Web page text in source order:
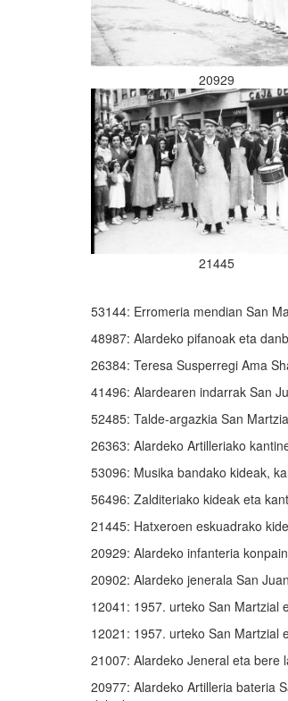
20929
21445
53144: Erromeria mendian San
48987: Alardeko pifanoak eta
26384: Teresa Susperregi Ama
41496: Alardearen indarrak San
52485: Talde-argazkia San
26363: Alardeko Artilleriako
53096: Musika bandako kideak,
56496: Zalditeriako kideak eta
21445: Hatxeroen eskuadrako
20929: Alardeko infanteria
20902: Alardeko jenerala San
12041: 1957. urteko San Martzial
12021: 1957. urteko San Martzial
21007: Alardeko Jeneral eta bere
20977: Alardeko Artilleria bateria